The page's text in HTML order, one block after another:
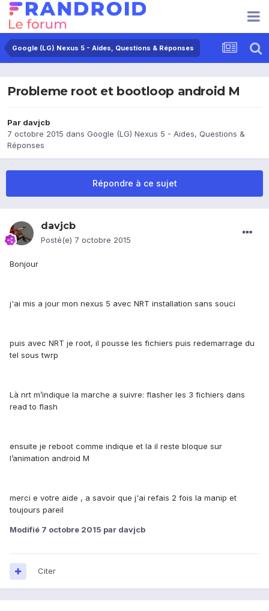
Google (LG) Nexus 5 - Aides, Questions & Réponses
Probleme root et bootloop android M
Par davjcb
7 octobre 2015 dans Google (LG) Nexus 5 - Aides, Questions &
Réponses
Répondre à ce sujet
davjcb
Posté(e) 7 octobre 2015
Bonjour
j'ai mis a jour mon nexus 5 avec NRT installation sans souci
puis avec NRT je root, il pousse les fichiers puis redemarrage du
tel sous twrp
Là nrt m’indique la marche a suivre: flasher les 3 fichiers dans
read to flash
ensuite je reboot comme indique et la il reste bloque sur
l’animation android M
merci e votre aide , a savoir que j'ai refais 2 fois la manip et
toujours pareil
Modifié 7 octobre 2015 par davjcb
Citer